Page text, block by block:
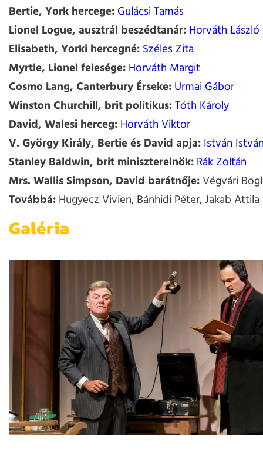
Bertie, York hercege:Gulácsi Tamás
Lionel Logue, ausztrál beszédtanár:Horváth
Elisabeth, Yorki hercegné:Széles Zita
Myrtle, Lionel felesége:Horváth Margit
Cosmo Lang, Canterbury Érseke:Urmai Gábor
Winston Churchill, brit politikus:Tóth Károly
David, Walesi herceg:Horváth Viktor
V. György Király, Bertie és David apja:István
Stanley Baldwin, brit miniszterelnök:Rák Zoltán
Mrs. Wallis Simpson, David barátnője:Végvári
Továbbá:Hugyecz Vivien, Bánhidi Péter, Jakab Attila
Galéria